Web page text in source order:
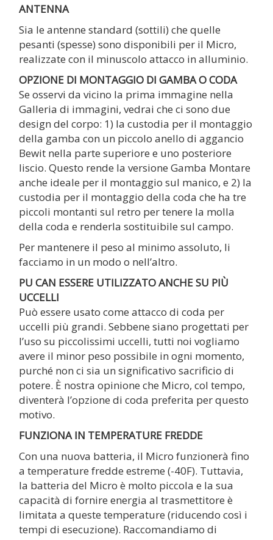
ANTENNA
Sia le antenne standard (sottili) che quelle
pesanti (spesse) sono disponibili per il Micro,
realizzate con il minuscolo attacco in alluminio.
OPZIONE DI MONTAGGIO DI GAMBA O CODA
Se osservi da vicino la prima immagine nella
Galleria di immagini, vedrai che ci sono due
design del corpo: 1) la custodia per il montaggio
della gamba con un piccolo anello di aggancio
Bewit nella parte superiore e uno posteriore
liscio. Questo rende la versione Gamba Montare
anche ideale per il montaggio sul manico, e 2) la
custodia per il montaggio della coda che ha tre
piccoli montanti sul retro per tenere la molla
della coda e renderla sostituibile sul campo.
Per mantenere il peso al minimo assoluto, li
facciamo in un modo o nell’altro.
PU CAN ESSERE UTILIZZATO ANCHE SU PIÙ
UCCELLI
Può essere usato come attacco di coda per
uccelli più grandi. Sebbene siano progettati per
l’uso su piccolissimi uccelli, tutti noi vogliamo
avere il minor peso possibile in ogni momento,
purché non ci sia un significativo sacrificio di
potere. È nostra opinione che Micro, col tempo,
diventerà l’opzione di coda preferita per questo
motivo.
FUNZIONA IN TEMPERATURE FREDDE
Con una nuova batteria, il Micro funzionerà fino
a temperature fredde estreme (-40F). Tuttavia,
la batteria del Micro è molto piccola e la sua
capacità di fornire energia al trasmettitore è
limitata a queste temperature (riducendo così i
tempi di esecuzione). Raccomandiamo di